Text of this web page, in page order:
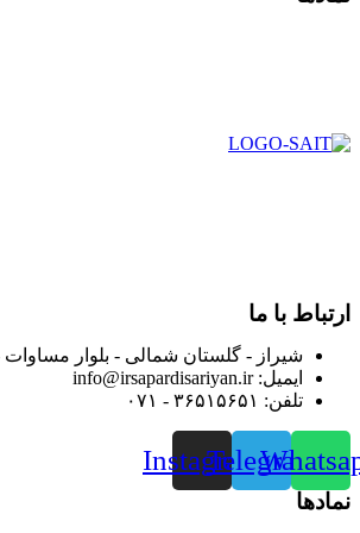
ارتباط با ما
شیراز - گلستان شمالی - بلوار
ایمیل: info@irsapardisariyan.ir
تلفن: ۳۶۵۱۵۶۵۱ - ۰۷۱
Telegram
Instagram
نمادها